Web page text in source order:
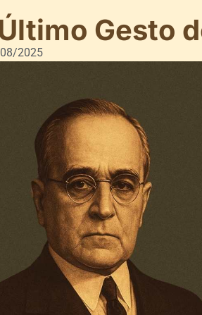
Gesto
2025